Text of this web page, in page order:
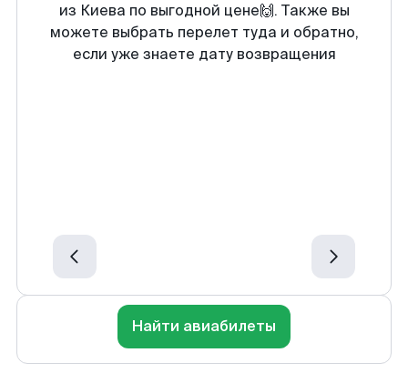
из Киева по выгодной цене🙌. Также вы
можете выбрать перелет туда и обратно,
если уже знаете дату возвращения
Найти авиабилеты